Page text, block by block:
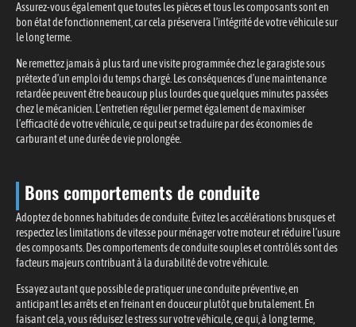
Assurez-vous également que toutes les pièces et tous les composants sont en
bon état de fonctionnement, car cela préservera l’intégrité de votre véhicule sur
le long terme.
Ne remettez jamais à plus tard une visite programmée chez le garagiste sous
prétexte d’un emploi du temps chargé. Les conséquences d’une maintenance
retardée peuvent être beaucoup plus lourdes que quelques minutes passées
chez le mécanicien. L’entretien régulier permet également de maximiser
l’efficacité de votre véhicule, ce qui peut se traduire par des économies de
carburant et une durée de vie prolongée.
Bons comportements de conduite
Adoptez de bonnes habitudes de conduite. Évitez les accélérations brusques et
respectez les limitations de vitesse pour ménager votre moteur et réduire l’usure
des composants. Des comportements de conduite souples et contrôlés sont des
facteurs majeurs contribuant à la durabilité de votre véhicule.
Essayez autant que possible de pratiquer une conduite préventive, en
anticipant les arrêts et en freinant en douceur plutôt que brutalement. En
faisant cela, vous réduisez le stress sur votre véhicule, ce qui, à long terme,